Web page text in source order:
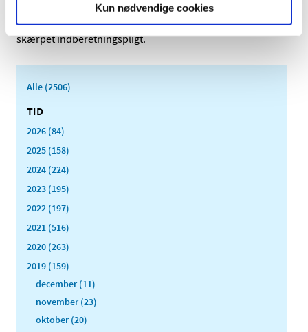
Kun nødvendige cookies
|
HPV-vaccinen sættes på listen over lægemidler med
skærpet indberetningspligt.
Alle (2506)
TID
2026 (84)
2025 (158)
2024 (224)
2023 (195)
2022 (197)
2021 (516)
2020 (263)
2019 (159)
december (11)
november (23)
oktober (20)